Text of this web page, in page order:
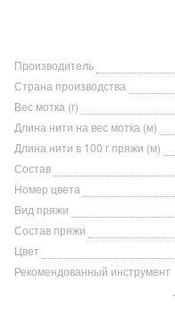
Производитель
Страна производства
Вес мотка (г)
Длина нити на вес мотка (м)
Длина нити в 100 г пряжи (м)
Состав
Номер цвета
Вид пряжи
Состав пряжи
Цвет
Рекомендованный инструмент